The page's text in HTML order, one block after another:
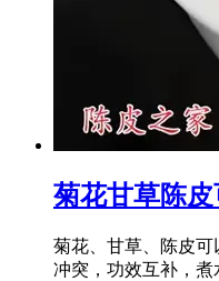
菊花甘草陈
菊花、甘草、陈皮
冲突，功效互补，